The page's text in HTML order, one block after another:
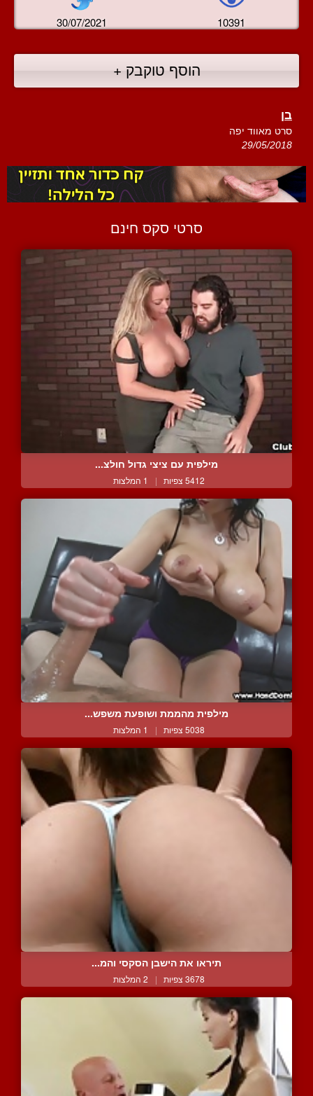
30/07/2021 10391
הוסף טוקבק +
בן
סרט מאווד יפה
29/05/2018
סרטי סקס חינם
מילפית עם ציצי גדול חולצ...
5412 צפיות | 1 המלצות
מילפית מהממת ושופעת משפש...
5038 צפיות | 1 המלצות
תיראו את הישבן הסקסי והמ...
3678 צפיות | 2 המלצות